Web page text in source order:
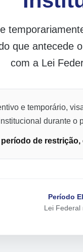
que antecede
com a Lei
e temporário,
durante o
de
Período
Lei Federal